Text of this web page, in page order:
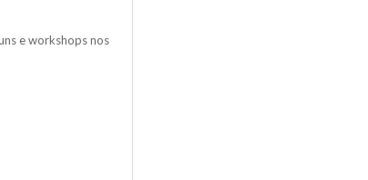
e workshops nos